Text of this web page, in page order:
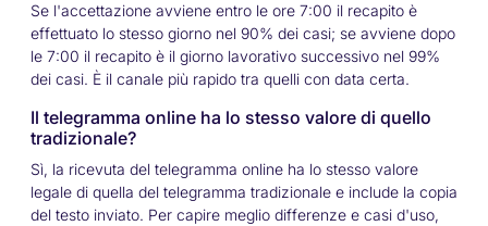
Se l'accettazione avviene entro le ore 7:00 il recapito è
effettuato lo stesso giorno nel 90% dei casi; se avviene dopo
le 7:00 il recapito è il giorno lavorativo successivo nel 99%
dei casi. È il canale più rapido tra quelli con data certa.
Il telegramma online ha lo stesso valore di quello
tradizionale?
Sì, la ricevuta del telegramma online ha lo stesso valore
legale di quella del telegramma tradizionale e include la copia
del testo inviato. Per capire meglio differenze e casi d'uso,